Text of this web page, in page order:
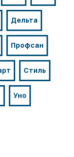
Дельта
Профсан
Стиль
Уно